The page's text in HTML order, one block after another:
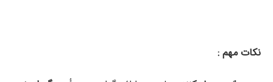
نكات مهم :